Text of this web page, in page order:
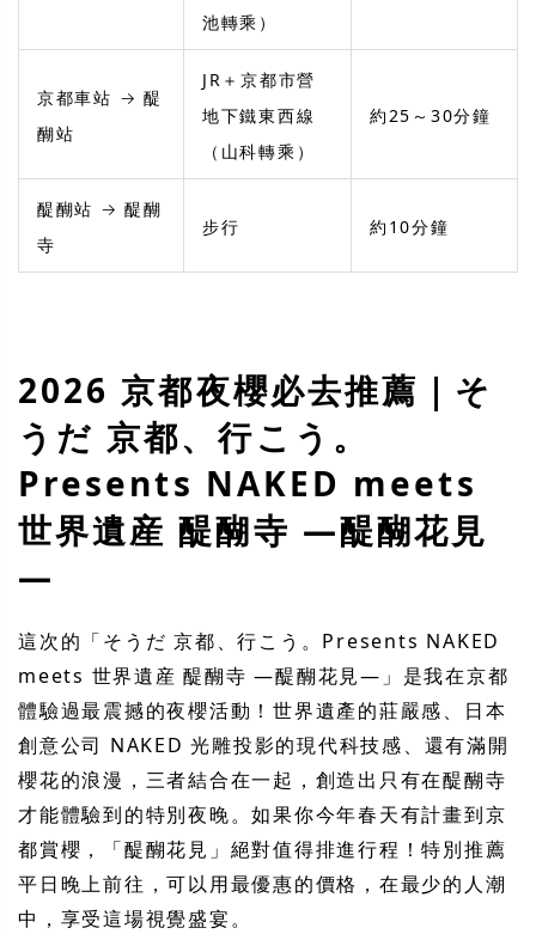
池轉乘）
京都車站 → 醍
醐站
JR＋京都市營
地下鐵東西線
（山科轉乘）
約25～30分鐘
醍醐站 → 醍醐
寺
步行 約10分鐘
2026 京都夜櫻必去推薦｜そ
うだ 京都、行こう。
Presents NAKED meets
世界遺産 醍醐寺 ―醍醐花見
―
這次的「そうだ 京都、行こう。Presents NAKED
meets 世界遺産 醍醐寺 ―醍醐花見―」是我在京都
體驗過最震撼的夜櫻活動！世界遺產的莊嚴感、日本
創意公司 NAKED 光雕投影的現代科技感、還有滿開
櫻花的浪漫，三者結合在一起，創造出只有在醍醐寺
才能體驗到的特別夜晚。如果你今年春天有計畫到京
都賞櫻，「醍醐花見」絕對值得排進行程！特別推薦
平日晚上前往，可以用最優惠的價格，在最少的人潮
中，享受這場視覺盛宴。